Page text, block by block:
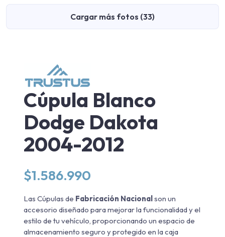
Cargar más fotos (33)
Cúpula Blanco
Dodge Dakota
2004-2012
$1.586.990
Las Cúpulas de Fabricación Nacionalson un
accesorio diseñado para mejorar la funcionalidad y el
estilo de tu vehículo, proporcionando un espacio de
almacenamiento seguro y protegido en la caja